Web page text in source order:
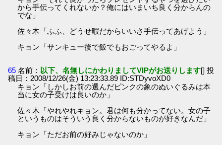
から手伝ってくれないか？俺にはいまいち良く分からんの
でな」
佐々木「ふふ、どうせ暇だからいいさ手伝ってあげよう」
キョン「サンキュー後で飯でもおごってやるよ」
65 名前： 以下、名無しにかわりましてVIPがお送りします[] 投
稿日：2008/12/26(金) 13:23:33.89 ID:STDyvoXD0
キョン「しかしお前の選んだピンクの象のぬいぐるみは本
当に女の子受けは良いのか」
佐々木「やれやれキョン。君は何も分かってない。女の子
というものはそういう良く分からないものが好きなんだ」
キョン「ただお前の好みじゃないのか」